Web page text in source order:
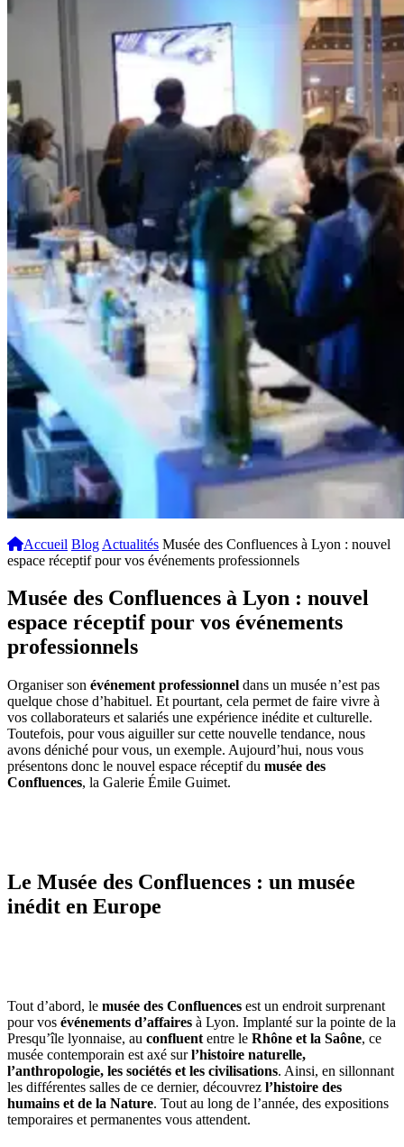
Accueil Blog Actualités Musée des Confluences à Lyon : nouvel
espace réceptif pour vos événements professionnels
Musée des Confluences à Lyon : nouvel
espace réceptif pour vos événements
professionnels
Organiser son événement professionnel dans un musée n’est pas
quelque chose d’habituel. Et pourtant, cela permet de faire vivre à
vos collaborateurs et salariés une expérience inédite et culturelle.
Toutefois, pour vous aiguiller sur cette nouvelle tendance, nous
avons déniché pour vous, un exemple. Aujourd’hui, nous vous
présentons donc le nouvel espace réceptif du musée des
Confluences, la Galerie Émile Guimet.
Le Musée des Confluences : un musée
inédit en Europe
Tout d’abord, le musée des Confluences est un endroit surprenant
pour vos événements d’affaires à Lyon. Implanté sur la pointe de la
Presqu’île lyonnaise, au confluent entre le Rhône et la Saône, ce
musée contemporain est axé surl’histoire naturelle,
l’anthropologie, les sociétés et les civilisations. Ainsi, en sillonnant
les différentes salles de ce dernier, découvrez l’histoire des
humains et de la Nature. Tout au long de l’année, des expositions
temporaires et permanentes vous attendent.